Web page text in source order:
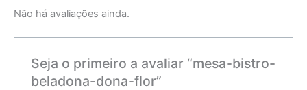
Não há avaliações ainda.
Seja o primeiro a avaliar “mesa-bistro-
beladona-dona-flor”